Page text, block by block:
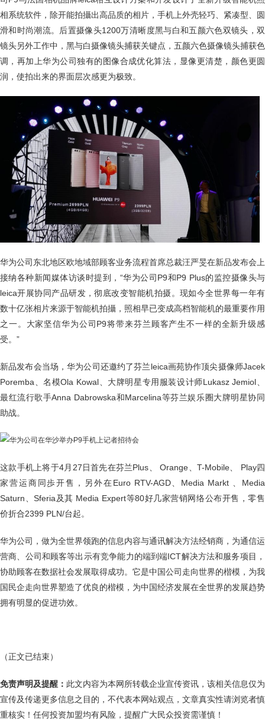
相系统软件，除开能拍攝出高品质的相片，手机上外壳轻巧、紧凑型、圆
滑和时尚潮流。后置摄像头1200万清晰度黑与白和五颜六色双镜头，双
镜头另外工作中，黑与白摄像镜头捕获关键点，五颜六色摄像镜头捕获色
调，再加上华为公司独有的图像合成优化算法，显像更清楚，颜色更圆
润，使拍出来的界面层次感更为极致。
华为公司东北地区欧地域部顾客业务流程首席总裁汪严旻在新品发布会上
接纳各种新闻媒体访谈时提到，“华为公司P9和P9 Plus的监控摄像头与
leica开展协同产品研发，彻底改变智能机拍摄。现如今全世界每一年有
数十亿张相片来源于智能机拍攝，照相早已变成高档智能机的最重要作用
之一。大家坚信华为公司P9将带来芬兰顾客产生不一样的全新升级感
受。”
新品发布会当场，华为公司还邀约了芬兰leica画苑协作顶尖摄像师Jacek
Poremba、名模Ola Kowal、大牌明星专用服装设计师Lukasz Jemiol、
最红流行歌手Anna Dabrowska和Marcelina等芬兰娱乐圈大牌明星协同
助战。
这款手机上将于4月27日首先在芬兰Plus、 Orange、T-Mobile、 Play四
家营运商同歩开售，另外在Euro RTV-AGD、Media Markt 、Media
Saturn、Sferia及其 Media Expert等80好几家营销网络公布开售，零售
价折合2399 PLN/台起。
华为公司，做为全世界领跑的信息内容与通讯解决方法经销商，为通信运
营商、公司和顾客等出示有竞争能力的端到端ICT解决方法和服务项目，
协助顾客在数据社会发展取得成功。它是中国公司走向世界的楷模，为我
国民企走向世界塑造了优良的楷模，为中国经济发展在全世界的发展趋势
拥有明显的促进功效。
（正文已结束）
免责声明及提醒： 此文内容为本网所转载企业宣传资讯，该相关信息仅为
宣传及传递更多信息之目的，不代表本网站观点，文章真实性请浏览者慎
重核实！任何投资加盟均有风险，提醒广大民众投资需谨慎！